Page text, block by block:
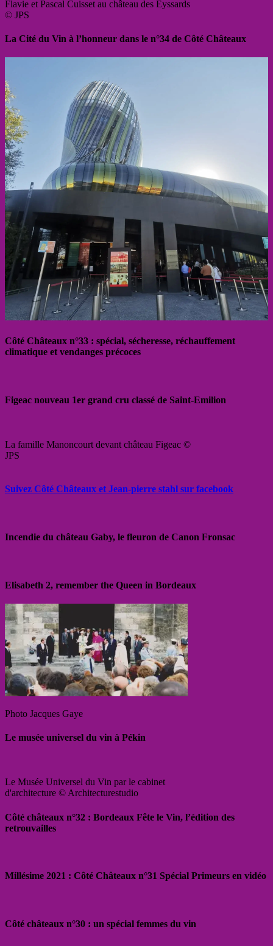
Flavie et Pascal Cuisset au château des Eyssards
© JPS
La Cité du Vin à l’honneur dans le n°34 de Côté Châteaux
Côté Châteaux n°33 : spécial, sécheresse, réchauffement
climatique et vendanges précoces
Figeac nouveau 1er grand cru classé de Saint-Emilion
La famille Manoncourt devant château Figeac ©
JPS
Suivez Côté Châteaux et Jean-pierre stahl sur facebook
Incendie du château Gaby, le fleuron de Canon Fronsac
Elisabeth 2, remember the Queen in Bordeaux
Photo Jacques Gaye
Le musée universel du vin à Pékin
Le Musée Universel du Vin par le cabinet
d'architecture © Architecturestudio
Côté châteaux n°32 : Bordeaux Fête le Vin, l’édition des
retrouvailles
Millésime 2021 : Côté Châteaux n°31 Spécial Primeurs en vidéo
Côté châteaux n°30 : un spécial femmes du vin